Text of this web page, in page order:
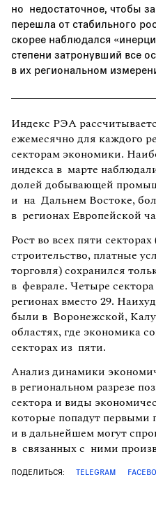
но недостаточное, чтобы
перешла от стабильного
скорее наблюдался
степени затронувший все
в их региональном
Индекс РЭА
ежемесячно для каждого
секторам экономики.
индекса в марте
долей добывающей
и на Дальнем Востоке,
в регионах Европейской
Рост во всех пяти
строительство, платные
торговля) сохранился
в феврале. Четыре
регионах вместо 29.
были в Воронежской,
областях, где экономика
секторах из пяти.
Анализ динамики
в региональном разрезе
сектора и виды
которые попадут первыми
и в дальнейшем могут
в связанных с ними
ПОДЕЛИТЬСЯ: TELEGRAM